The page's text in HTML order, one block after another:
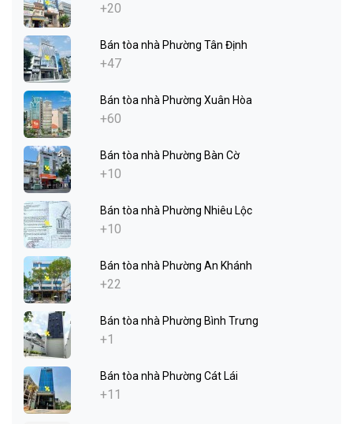
+20
Bán tòa nhà Phường Tân Định
+47
Bán tòa nhà Phường Xuân Hòa
+60
Bán tòa nhà Phường Bàn Cờ
+10
Bán tòa nhà Phường Nhiêu Lộc
+10
Bán tòa nhà Phường An Khánh
+22
Bán tòa nhà Phường Bình Trưng
+1
Bán tòa nhà Phường Cát Lái
+11